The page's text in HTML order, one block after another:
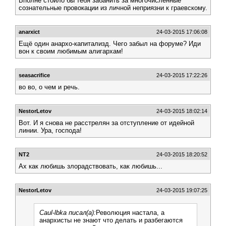
сознательные провокации из личной неприязни к граевскому.
anarxict 24-03-2015 17:06:08
Ещё один анархо-капитализд. Чего забыл на форуме? Иди
вон к своим любимым алигархам!
seasacrifice 24-03-2015 17:22:26
во во, о чем и речь.
NestorLetov 24-03-2015 18:02:14
Вот. И я снова не расстрелян за отступление от идейной
линии. Ура, господа!
NT2 24-03-2015 18:20:52
Ах как любишь злорадствовать, как любишь...
NestorLetov 24-03-2015 19:07:25
Caul-lbka писал(а): Революция настала, а
анархисты не знают что делать и разбегаются